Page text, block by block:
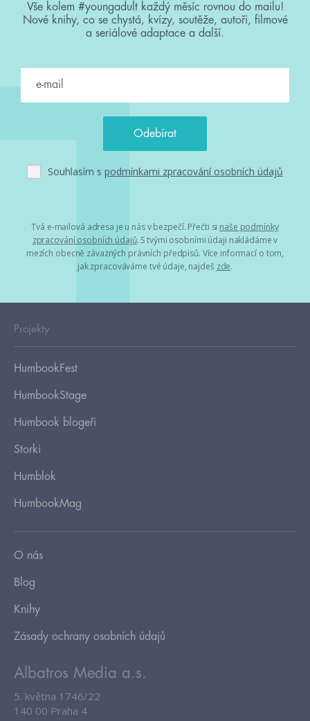
Vše kolem #youngadult každý měsíc rovnou do mailu!
Nové knihy, co se chystá, kvízy, soutěže, autoři, filmové
a seriálové adaptace a další.
Souhlasím s podmínkami zpracování osobních údajů
Tvá e-mailová adresa je u nás v bezpečí. Přečti si naše podmínky
zpracování osobních údajů. S tvými osobními údaji nakládáme v
mezích obecně závazných právních předpisů. Více informací o tom,
jak zpracováváme tvé údaje, najdeš zde.
Projekty
HumbookFest
HumbookStage
Humbook blogeři
Storki
Humblok
HumbookMag
O nás
Blog
Knihy
Zásady ochrany osobních údajů
Albatros Media a.s.
5. května 1746/22
140 00 Praha 4